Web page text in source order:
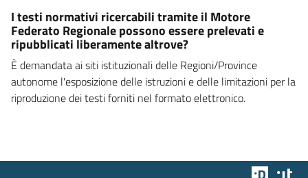
I testi normativi ricercabili tramite il Motore
Federato Regionale possono essere prelevati e
ripubblicati liberamente altrove?
È demandata ai siti istituzionali delle Regioni/Province
autonome l'esposizione delle istruzioni e delle limitazioni per la
riproduzione dei testi forniti nel formato elettronico.
Team